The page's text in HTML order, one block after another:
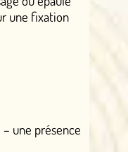
une fixation
une présence